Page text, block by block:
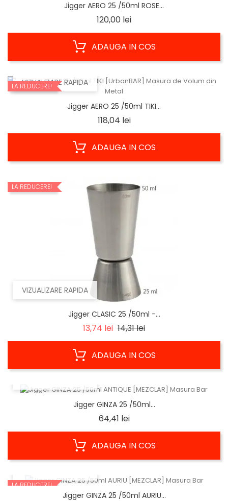
Jigger AERO 25 /50ml ROSE...
120,00 leiPret
ADAUGA IN COS
VIZUALIZARE RAPIDA
LA REDUCERE!
Jigger AERO 25 /50ml TIKI...
118,04 leiPret
ADAUGA IN COS
VIZUALIZARE RAPIDA
LA REDUCERE!
Jigger CLASIC 25 /50ml -...
13,74 lei Regular
14,31 leiPret
ADAUGA IN COS
Jigger GINZA 25 /50ml...
64,41 leiPret
ADAUGA IN COS
LA REDUCERE!
Jigger GINZA 25 /50ml AURIU...